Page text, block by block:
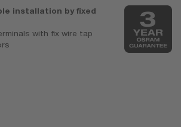
installation by fixed
with fix wire tap